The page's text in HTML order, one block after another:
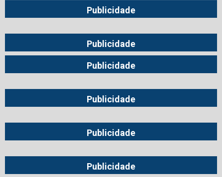
Publicidade
Publicidade
Publicidade
Publicidade
Publicidade
Publicidade